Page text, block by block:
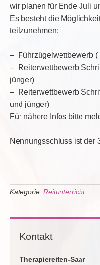
wir planen für Ende Juli
Es besteht die
teilzunehmen:
– Führzügelwettbewerb (
– Reiterwettbewerb
jünger)
– Reiterwettbewerb
und jünger)
Für nähere Infos bitte
Nennungsschluss ist der
Kategorie: Reitunterricht
Kontakt
Therapiereiten-Saar